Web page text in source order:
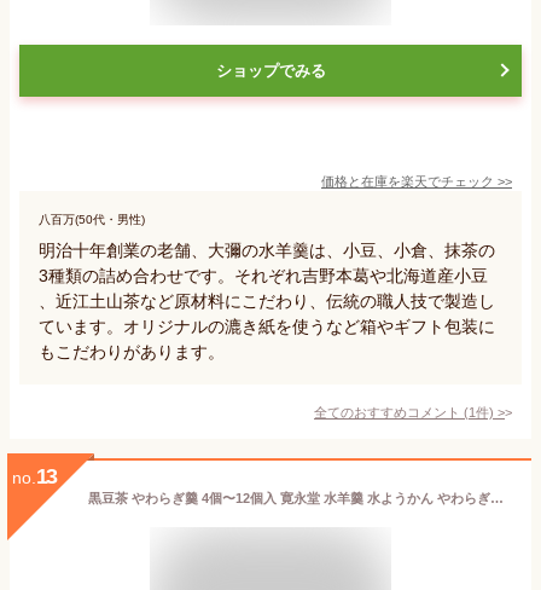
ショップでみる
価格と在庫を楽天でチェック >>
八百万(50代・男性)
明治十年創業の老舗、大彌の水羊羹は、小豆、小倉、抹茶の
3種類の詰め合わせです。それぞれ吉野本葛や北海道産小豆
、近江土山茶など原材料にこだわり、伝統の職人技で製造し
ています。オリジナルの漉き紙を使うなど箱やギフト包装に
もこだわりがあります。
全てのおすすめコメント (1件) >
no. 13
黒豆茶 やわらぎ羹 4個〜12個入 寛永堂 水羊羹 水ようかん やわらぎ羊羹 羊羹 ギフト 手土産 贈答 プレゼント 和菓子 スイーツ小豆 内祝 御礼 贈り物 お祝い 御祝 お返し お中元 御中元 お菓子